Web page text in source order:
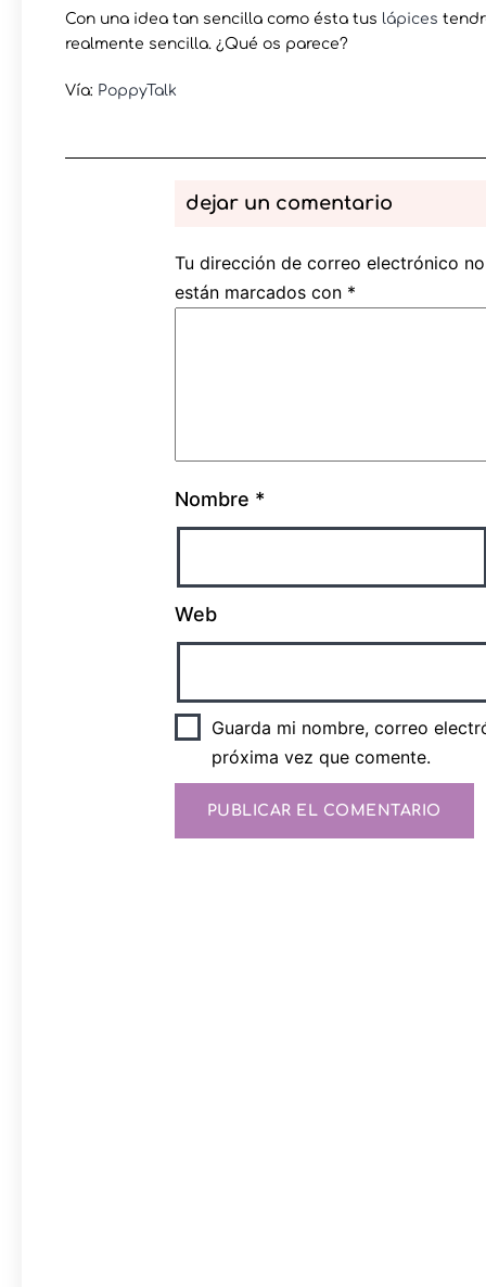
Con una idea tan sencilla como ésta tus lápices
realmente sencilla. ¿Qué os parece?
Vía: PoppyTalk
dejar un comentario
Tu dirección de correo electrónico
están marcados con *
Nombre *
Web
Guarda mi nombre, correo
próxima vez que comente.